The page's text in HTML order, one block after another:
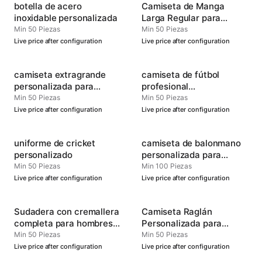
botella de acero
inoxidable personalizada
Min 50 Piezas
Live price after configuration
Camiseta de Manga
Larga Regular para
Hombre - Suave y
Duradera
Min 50 Piezas
Live price after configuration
camiseta extragrande
personalizada para
hombre
Min 50 Piezas
Live price after configuration
camiseta de fútbol
profesional
personalizada
Min 50 Piezas
Live price after configuration
uniforme de cricket
personalizado
Min 50 Piezas
Live price after configuration
camiseta de balonmano
personalizada para
hombres
Min 100 Piezas
Live price after configuration
Sudadera con cremallera
completa para hombres -
Personalizada
Min 50 Piezas
Live price after configuration
Camiseta Raglán
Personalizada para
Hombre - Uniforme
Oficial del Equipo
Min 50 Piezas
Live price after configuration